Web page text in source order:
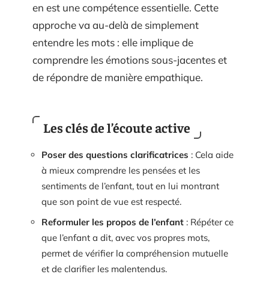
en est une compétence essentielle. Cette
approche va au-delà de simplement
entendre les mots : elle implique de
comprendre les émotions sous-jacentes et
de répondre de manière empathique.
Les clés de l’écoute active
Poser des questions clarificatrices : Cela aide
à mieux comprendre les pensées et les
sentiments de l’enfant, tout en lui montrant
que son point de vue est respecté.
Reformuler les propos de l’enfant : Répéter ce
que l’enfant a dit, avec vos propres mots,
permet de vérifier la compréhension mutuelle
et de clarifier les malentendus.